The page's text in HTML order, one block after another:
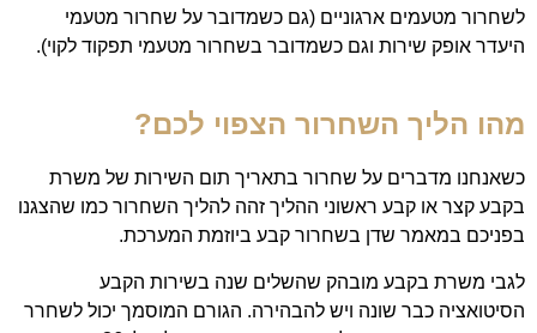
לשחרור מטעמים ארגוניים (גם כשמדובר על שחרור מטעמי
היעדר אופק שירות וגם כשמדובר בשחרור מטעמי תפקוד לקוי).
מהו הליך השחרור הצפוי לכם?
כשאנחנו מדברים על שחרור בתאריך תום השירות של משרת
בקבע קצר או קבע ראשוני ההליך זהה להליך השחרור כמו שהצגנו
בפניכם במאמר שדן בשחרור קבע ביוזמת המערכת.
לגבי משרת בקבע מובהק שהשלים שנה בשירות הקבע
הסיטואציה כבר שונה ויש להבהירה. הגורם המוסמך יכול לשחרר